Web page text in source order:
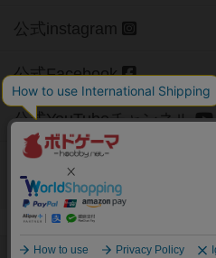
公式instagram
公式Facebook
公式YouTubeチャンネル